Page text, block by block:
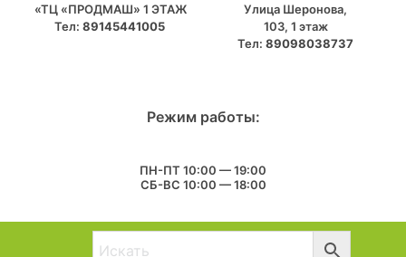
«ТЦ «ПРОДМАШ» 1 ЭТАЖ
Тел: 89145441005
​Улица Шеронова,
103, ​1 этаж
Тел: 89098038737
Режим работы:
ПН-ПТ 10:00 — 19:00
СБ-ВС 10:00 — 18:00